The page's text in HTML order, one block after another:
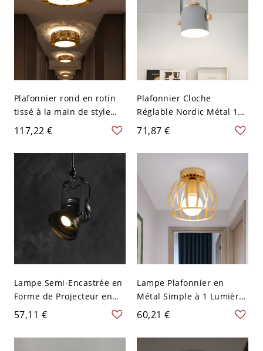
Plafonnier rond en rotin
tissé à la main de style
asiatique avec LED
marron, 16" de large
117,22 €
Plafonnier Cloche
Réglable Nordic Métal 1
Ampoule Spot de Couloir
en Gris avec Poignée
71,87 €
Lampe Semi-Encastrée en
Forme de Projecteur en
Noir Métallique Semi-
Plafonnier à 1 Ampoule
Style Industriel - Noir 110
57,11 €
Lampe Plafonnier en
Métal Simple à 1 Lumière,
Montée au Plafond, Cage
de Tambour en Or Semi-
Encastrée
60,21 €